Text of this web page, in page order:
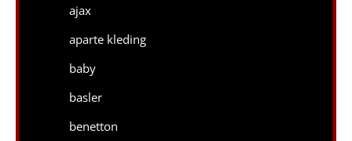
ajax
aparte kleding
baby
basler
benetton